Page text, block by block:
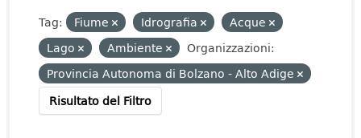
Tag: Fiume Idrografia
Acque
Lago
Ambiente
Organizzazioni:
Provincia Autonoma di Bolzano - Alto Adige
Risultato del Filtro